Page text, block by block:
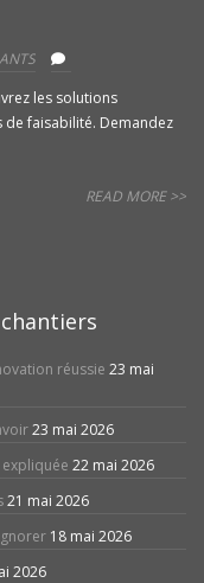
les solutions
de faisabilité. Demandez
READ MORE >>
réussie 23 mai
23 mai 2026
22 mai 2026
21 mai 2026
18 mai 2026
2026